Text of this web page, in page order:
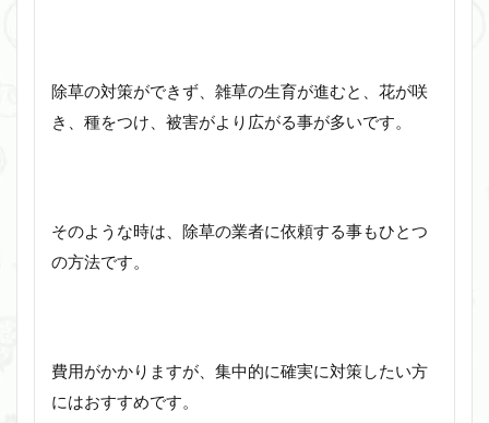
除草の対策ができず、雑草の生育が進むと、花が咲
き、種をつけ、被害がより広がる事が多いです。
そのような時は、除草の業者に依頼する事もひとつ
の方法です。
費用がかかりますが、集中的に確実に対策したい方
にはおすすめです。